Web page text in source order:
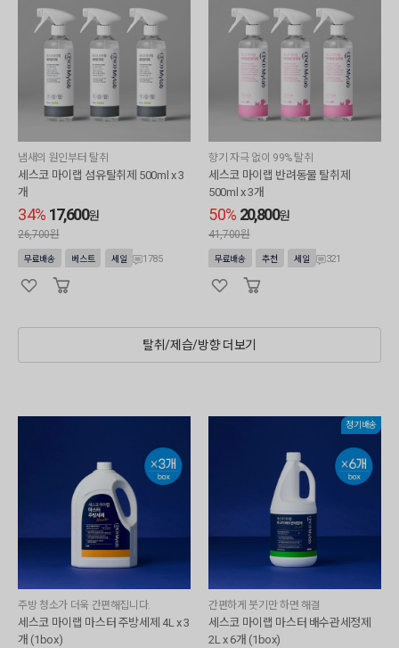
냄새의 원인부터 탈취
세스코 마이랩 섬유탈취제 500ml x 3
개
34% 17,600원
26,700원
무료배송 베스트 세일 1785
향기 자극 없이 99% 탈취
세스코 마이랩 반려동물 탈취제
500ml x 3개
50% 20,800원
41,700원
무료배송 추천 세일 321
탈취/제습/방향 더보기
주방 청소가 더욱 간편해집니다.
세스코 마이랩 마스터 주방세제 4L x 3
개 (1box)
정기배송
간편하게 붓기만 하면 해결
세스코 마이랩 마스터 배수관세정제
2L x 6개 (1box)